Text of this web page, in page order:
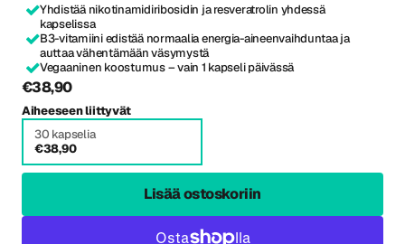
Yhdistää nikotinamidiribosidin ja resveratrolin yhdessä
kapselissa
B3-vitamiini edistää normaalia energia-aineenvaihduntaa ja
auttaa vähentämään väsymystä
Vegaaninen koostumus – vain 1 kapseli päivässä
€38,90
Aiheeseen liittyvät
30 kapselia
€38,90
Lisää ostoskoriin